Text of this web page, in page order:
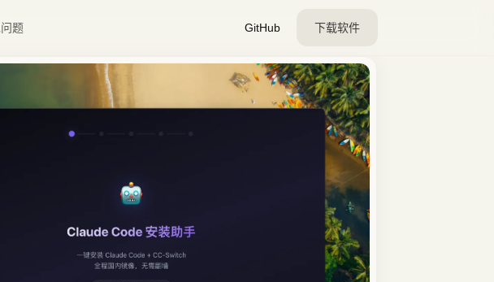
题 GitHub 下载软件